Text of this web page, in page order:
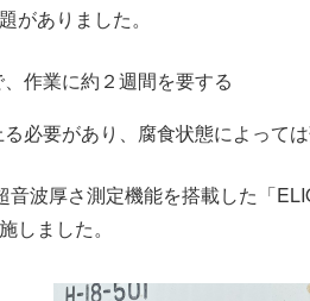
がありました。
作業に約２週間を要する
必要があり、腐食状態によって
波厚さ測定機能を搭載した「
しました。